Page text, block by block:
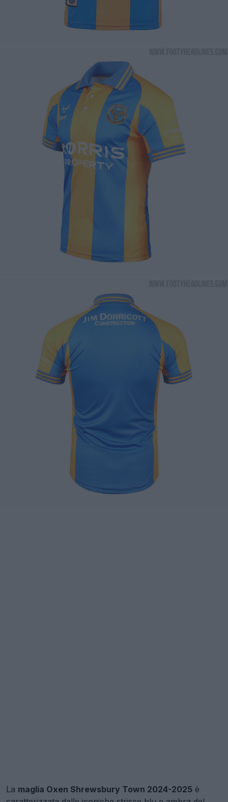
La maglia Oxen Shrewsbury Town 2024-2025 è